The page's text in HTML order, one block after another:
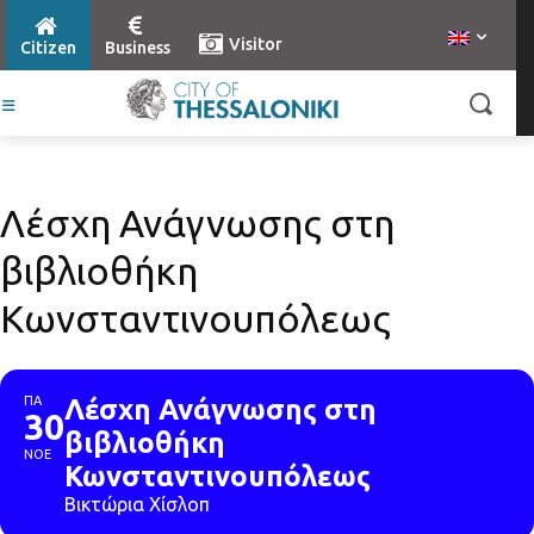
Citizen Business Visitor
Λέσχη Ανάγνωσης στη
βιβλιοθήκη
Κωνσταντινουπόλεως
ΠΑ
30
ΝΟΕ
Λέσχη Ανάγνωσης στη
βιβλιοθήκη
Κωνσταντινουπόλεως
Βικτώρια Χίσλοπ